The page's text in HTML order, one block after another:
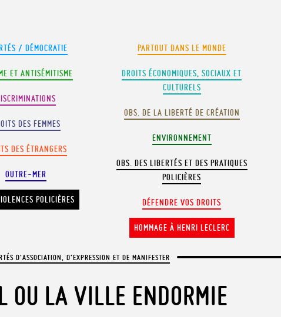
/ DÉMOCRATIE
ET ANTISÉMITISME
DES FEMMES
DES ÉTRANGERS
OUTRE-MER
POLICIÈRES
PARTOUT DANS LE MONDE
DROITS ÉCONOMIQUES, SOCIAUX ET
CULTURELS
OBS. DE LA LIBERTÉ DE CRÉATION
ENVIRONNEMENT
OBS. DES LIBERTÉS ET DES PRATIQUES
POLICIÈRES
DÉFENDRE VOS DROITS
HOMMAGE À HENRI LECLERC
D’ASSOCIATION, D’EXPRESSION ET DE MANIFESTER
OU LA VILLE ENDORMIE